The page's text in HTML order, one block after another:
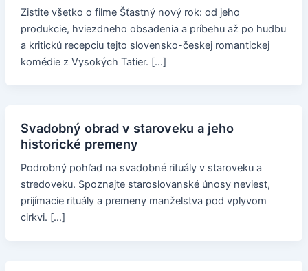
Zistite všetko o filme Šťastný nový rok: od jeho
produkcie, hviezdneho obsadenia a príbehu až po hudbu
a kritickú recepciu tejto slovensko-českej romantickej
komédie z Vysokých Tatier. […]
Svadobný obrad v staroveku a jeho
historické premeny
Podrobný pohľad na svadobné rituály v staroveku a
stredoveku. Spoznajte staroslovanské únosy neviest,
prijímacie rituály a premeny manželstva pod vplyvom
cirkvi. […]